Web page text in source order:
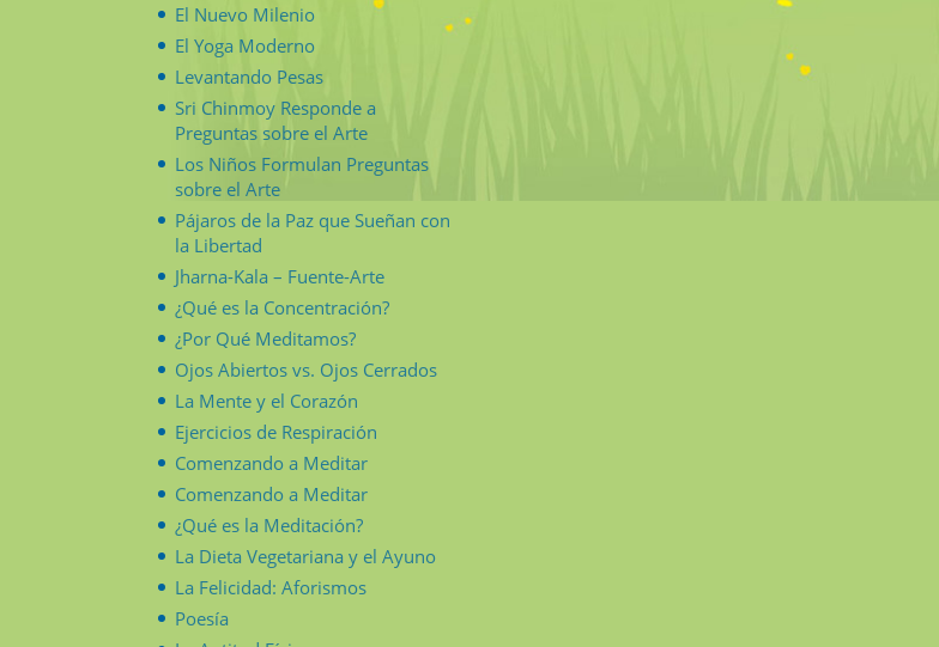
El Nuevo Milenio
El Yoga Moderno
Levantando Pesas
Sri Chinmoy Responde a
Preguntas sobre el Arte
Los Niños Formulan Preguntas
sobre el Arte
Pájaros de la Paz que Sueñan con
la Libertad
Jharna-Kala – Fuente-Arte
¿Qué es la Concentración?
¿Por Qué Meditamos?
Ojos Abiertos vs. Ojos Cerrados
La Mente y el Corazón
Ejercicios de Respiración
Comenzando a Meditar
Comenzando a Meditar
¿Qué es la Meditación?
La Dieta Vegetariana y el Ayuno
La Felicidad: Aforismos
Poesía